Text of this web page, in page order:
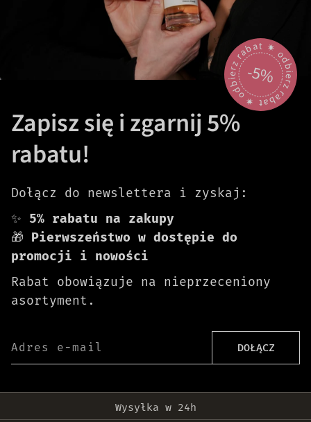
odbierz rabat 🟎 odbierz rabat 🟎
-5%
Zapisz się i zgarnij 5%
rabatu!
Dołącz do newslettera i zyskaj:
✨ 5% rabatu na zakupy
🎁 Pierwszeństwo w dostępie do
promocji i nowości
Rabat obowiązuje na nieprzeceniony
asortyment.
Adres e-mail DOŁĄCZ
Wysyłka w 24h